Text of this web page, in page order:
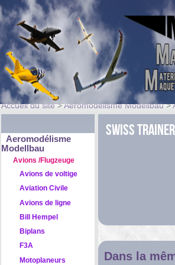
Accueil du site>Aeromodélisme Modellbau>
Aeromodélisme
Modellbau
Avions /Flugzeuge
Avions de voltige
Aviation Civile
Avions de ligne
Bill Hempel
Biplans
F3A
Motoplaneurs
Swiss Trainer
Dans la